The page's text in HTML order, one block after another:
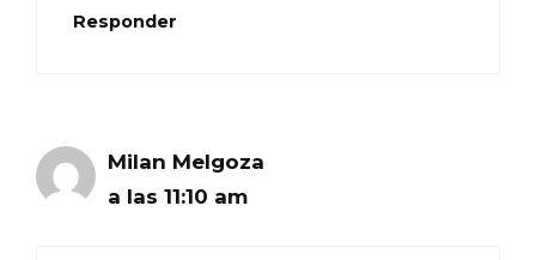
Responder
Milan Melgoza
a las 11:10 am